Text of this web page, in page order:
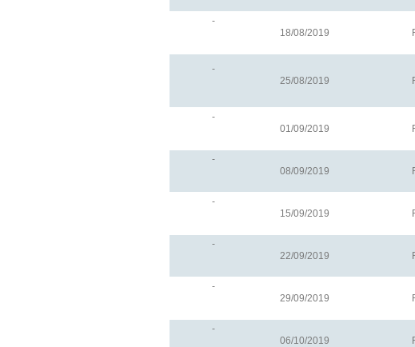
-
18/08/2019
-
25/08/2019
-
01/09/2019
-
08/09/2019
-
15/09/2019
-
22/09/2019
-
29/09/2019
-
06/10/2019